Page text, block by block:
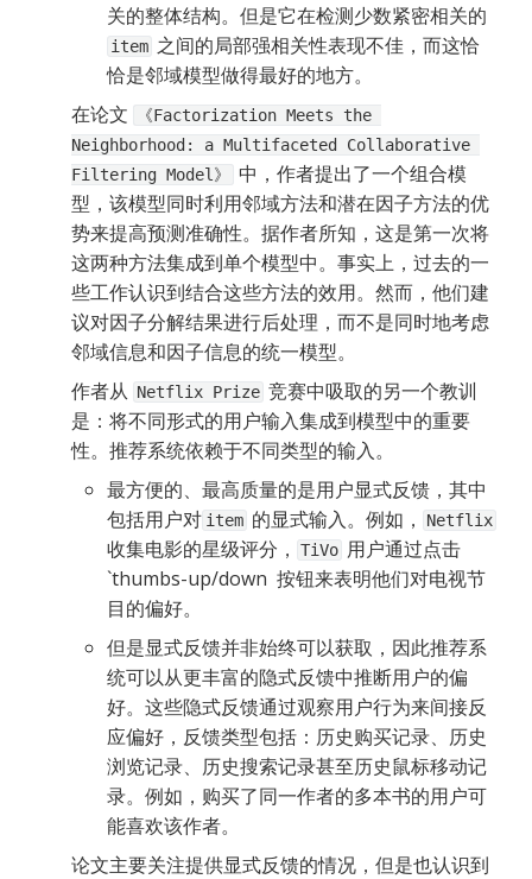
关的整体结构。但是它在检测少数紧密相关的
item 之间的局部强相关性表现不佳，而这恰
恰是邻域模型做得最好的地方。
在论文
《Factorization Meets the
Neighborhood: a Multifaceted Collaborative
Filtering Model》
中，作者提出了一个组合模
型，该模型同时利用邻域方法和潜在因子方法的优
势来提高预测准确性。据作者所知，这是第一次将
这两种方法集成到单个模型中。事实上，过去的一
些工作认识到结合这些方法的效用。然而，他们建
议对因子分解结果进行后处理，而不是同时地考虑
邻域信息和因子信息的统一模型。
作者从 Netflix Prize 竞赛中吸取的另一个教训
是：将不同形式的用户输入集成到模型中的重要
性。推荐系统依赖于不同类型的输入。
最方便的、最高质量的是用户显式反馈，其中
包括用户对 item 的显式输入。例如， Netflix
收集电影的星级评分， TiVo 用户通过点击
`thumbs-up/down  按钮来表明他们对电视节
目的偏好。
但是显式反馈并非始终可以获取，因此推荐系
统可以从更丰富的隐式反馈中推断用户的偏
好。这些隐式反馈通过观察用户行为来间接反
应偏好，反馈类型包括：历史购买记录、历史
浏览记录、历史搜索记录甚至历史鼠标移动记
录。例如，购买了同一作者的多本书的用户可
能喜欢该作者。
论文主要关注提供显式反馈的情况，但是也认识到